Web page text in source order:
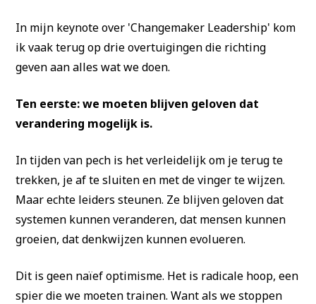
In mijn keynote over 'Changemaker Leadership' kom
ik vaak terug op drie overtuigingen die richting
geven aan alles wat we doen.
Ten eerste: we moeten blijven geloven dat
verandering mogelijk is.
In tijden van pech is het verleidelijk om je terug te
trekken, je af te sluiten en met de vinger te wijzen.
Maar echte leiders steunen. Ze blijven geloven dat
systemen kunnen veranderen, dat mensen kunnen
groeien, dat denkwijzen kunnen evolueren.
Dit is geen naïef optimisme. Het is radicale hoop, een
spier die we moeten trainen. Want als we stoppen